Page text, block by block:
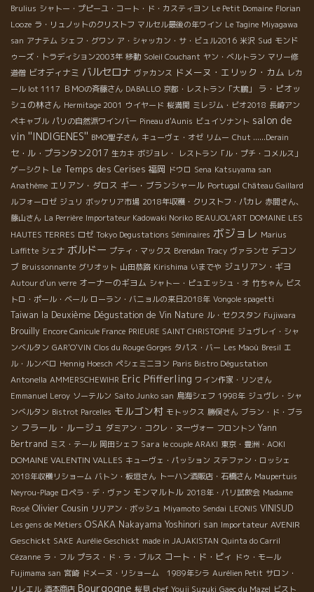
Brulius シャトー・プピーユ・コート・ド・カスティヨン Le Petit Domaine Florian
Looze ラ・リュノットのクリストフ マルセル最後の年ワイン Le Tagine Miyagawa
san アナテム シェフ・グワン ア・シャッカン・サ・ビュル2016 米沢 Sud モンド
ゥーズ・トラディション2003年 移動 Soleil Couchant ヤン・ベルトラン マリー修
道僧 ビオディナミ バルセロナ ヴァカンス ドメーヌ・エリック・カム レカ
ール lot 1117 ＢＭОの斉藤さん DABALLO 京都・レストラン「大鵬」
ラ・ピオッ
シュの林さん Hermitage 2001 ウイヤード 桜満開 ミレジム・ビオ2018 長崎アン
ペキャブル パリの自然派ワインバー Pineau d'Aunis ビュイソナント salon de
vin ''INDIGENES'' BMO聖子さん キューヴェ・オゼ リムー Chut ......Derain
セ・ル・プランタン2017 生カキ ボジョレ・
レストラン「ル・プチ・コメルス」
ゲーシクト Le Temps des Cerises 福岡 ドウロ Sena Katsuyama san
Anathème エリアン・ダロス ギー・ブランシャール Portugal Château Gaillard
ルフォーロゼ ジュリ ボッケリア市場 2018年収穫・クリストフ・パカレ 赤間さん、
藤山さん La Perrière Importateur Kadowaki Noriko BEAUJOL'ART DOMAINE LES
HAUTES TERRES ロゼ Tokyo Degustations Séminaires ボジョレ Marius
Laffitte シェナ ボルドー プティ・マックス Brendan Tracy ヴァランセ デコン
ブ Bruissonnante グリオット 山田恭路 Kirishima いまでや ジュリアン・ギヨ
Autour d'un verre オーナーのギヨム シャトー・ピュエッシュ・オ 竹ちゃん ビス
トロ・ポール・ベール ローラン・バニョルの来日2018年 Vongole spagetti
Taiwan la Deuxième Dégustation de Vin Nature ル・セクスタン Fujiwara
Brouilly Encore Canicule France PRIEURE SAINT CHRISTOPHE ジュヴレイ・シャ
ンベルタン GAR'O'VIN Clos du Rouge Gorges タパス・バー Les Maoù Bresil エ
ル・ルンベロ Hennig Hoesch ペシェミニヨン Paris Bistro Dégustation
Antonella AMMERSCHEWIHR Eric Pfifferling ワイン作家・リンさん
Emmanuel Leroy ソーテルン Saito Junko san 鳥海シェフ 1998年 ジュヴレ・シャ
ンべルタン Bistrot Parcelles モルゴン村 モトックス 勝俣さん ブラン・ド・ブラ
ン フラール・ルージュ ダミアン・コクレ・ヌーヴォー フロントン Yann
Bertrand ミス・テール 岡田シェフ Sara le couple ARAKI 東京・豊洲・AOKI
DOMAINE VALENTIN VALLES キューヴェ・パッション ステファン・ロッシェ
2018年収穫リショーム バトン・板垣さん トーハン酒販店・石橋さん Maupertuis
Neyrou-Plage ロペラ・デ・ヴァン モンマルトル 2018年・パリ試飲会 Madame
Rosé Olivier Cousin リリアン・ボッシュ Miyamoto Sendai LEONIS VINISUD
Les gens de Métiers OSAKA Nakayama Yoshinori san Importateur AVENIR
Geschickt SAKE Aurélie Geschickt made in JAJAKISTAN Quinta do Carril
Cézanne ラ・フル プラス・ド・ラ・ブルス コート・ド・ピィ ドゥ・モール
Fujimama san 宮崎 ドメーヌ・リショーム 1989年シラ Aurélien Petit サロン・
リレエル 酒本商店 Bourgogne 桜見 chef Youji Suzuki Gaec du Mazel ビスト